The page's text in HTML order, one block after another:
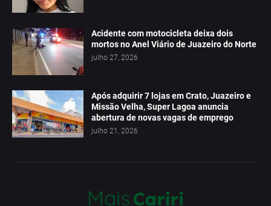
Acidente com motocicleta deixa dois
mortos no Anel Viário de Juazeiro do Norte
julho 27, 2026
Após adquirir 7 lojas em Crato, Juazeiro e
Missão Velha, Super Lagoa anuncia
abertura de novas vagas de emprego
julho 21, 2026